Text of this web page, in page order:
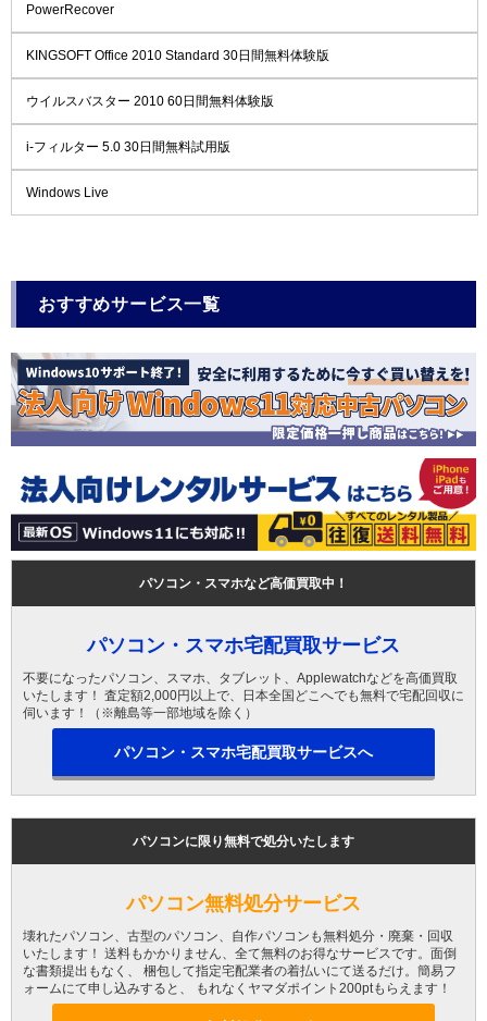
PowerRecover
KINGSOFT Office 2010 Standard 30日間無料体験版
ウイルスバスター 2010 60日間無料体験版
i-フィルター 5.0 30日間無料試用版
Windows Live
おすすめサービス一覧
パソコン・スマホなど高価買取中！
パソコン・スマホ宅配買取サービス
不要になったパソコン、スマホ、タブレット、Applewatchなどを高価買取
いたします！ 査定額2,000円以上で、日本全国どこへでも無料で宅配回収に
伺います！（※離島等一部地域を除く）
パソコン・スマホ宅配買取サービスへ
パソコンに限り無料で処分いたします
パソコン無料処分サービス
壊れたパソコン、古型のパソコン、自作パソコンも無料処分・廃棄・回収
いたします！ 送料もかかりません、全て無料のお得なサービスです。面倒
な書類提出もなく、 梱包して指定宅配業者の着払いにて送るだけ。簡易フ
ォームにて申し込みすると、 もれなくヤマダポイント200ptもらえます！